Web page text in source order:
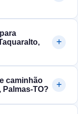
caminhão